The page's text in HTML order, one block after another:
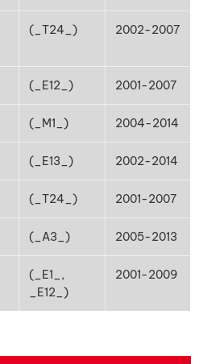
(_T24_) 2002-2007
(_E12_) 2001-2007
(_M1_) 2004-2014
(_E13_) 2002-2014
(_T24_) 2001-2007
(_A3_) 2005-2013
(_E1_,
_E12_)
2001-2009